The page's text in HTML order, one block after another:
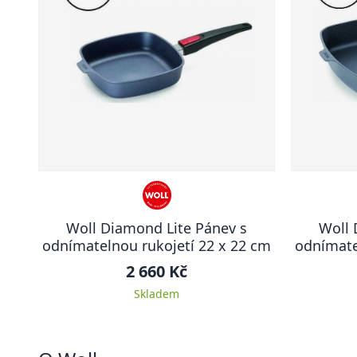
Woll Diamond Lite Pánev s
odnímatelnou rukojetí 22 x 22 cm
2 660 Kč
Skladem
Woll